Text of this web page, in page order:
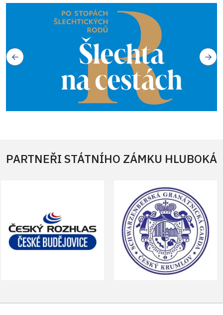
PARTNEŘI STÁTNÍHO ZÁMKU HLUBOKÁ